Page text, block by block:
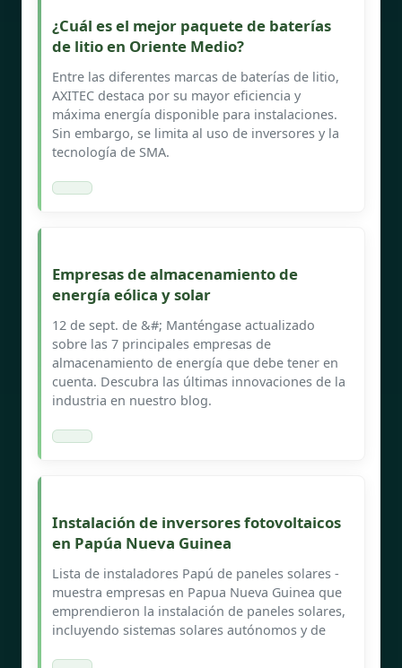
¿Cuál es el mejor paquete de baterías
de litio en Oriente Medio?
Entre las diferentes marcas de baterías de litio,
AXITEC destaca por su mayor eficiencia y
máxima energía disponible para instalaciones.
Sin embargo, se limita al uso de inversores y la
tecnología de SMA.
Empresas de almacenamiento de
energía eólica y solar
12 de sept. de &#; Manténgase actualizado
sobre las 7 principales empresas de
almacenamiento de energía que debe tener en
cuenta. Descubra las últimas innovaciones de la
industria en nuestro blog.
Instalación de inversores fotovoltaicos
en Papúa Nueva Guinea
Lista de instaladores Papú de paneles solares -
muestra empresas en Papua Nueva Guinea que
emprendieron la instalación de paneles solares,
incluyendo sistemas solares autónomos y de